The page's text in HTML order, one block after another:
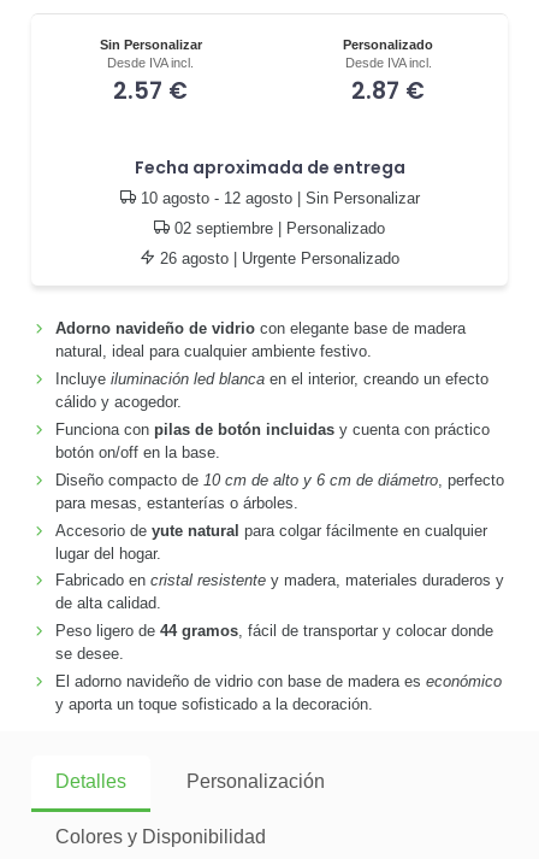
Sin Personalizar
Desde IVA incl.
2.57 €
Personalizado
Desde IVA incl.
2.87 €
Fecha aproximada de entrega
10 agosto - 12 agosto| Sin Personalizar
02 septiembre | Personalizado
26 agosto | Urgente Personalizado
Adorno navideño de vidriocon elegante base de madera
natural, ideal para cualquier ambiente festivo.
Incluye iluminación led blancaen el interior, creando un efecto
cálido y acogedor.
Funciona con pilas de botón incluidasy cuenta con práctico
botón on/off en la base.
Diseño compacto de 10 cm de alto y 6 cm de diámetro, perfecto
para mesas, estanterías o árboles.
Accesorio de yute natural para colgar fácilmente en cualquier
lugar del hogar.
Fabricado en cristal resistentey madera, materiales duraderos y
de alta calidad.
Peso ligero de 44 gramos, fácil de transportar y colocar donde
se desee.
El adorno navideño de vidrio con base de madera es económico
y aporta un toque sofisticado a la decoración.
Detalles Personalización
Colores y Disponibilidad